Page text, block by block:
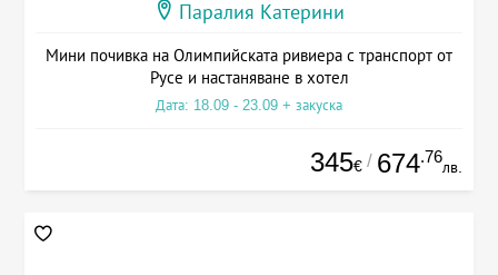
Паралия Катерини
Мини почивка на Олимпийската ривиера с транспорт от
Русе и настаняване в хотел
Дата: 18.09 - 23.09 + закуска
345€ / 674.76
лв.